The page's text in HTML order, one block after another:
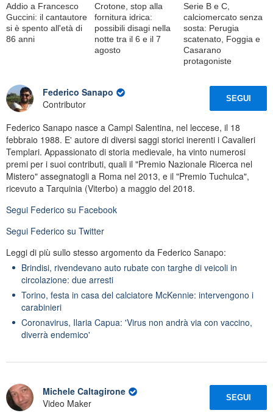
Addio a Francesco
Guccini: il cantautore
si è spento all'età di
86 anni
Crotone, stop alla
fornitura idrica:
possibili disagi nella
notte tra il 6 e il 7
agosto
Serie B e C,
calciomercato senza
sosta: Perugia
scatenato, Foggia e
Casarano
protagoniste
Federico Sanapo
Contributor
SEGUI
Federico Sanapo nasce a Campi Salentina, nel leccese, il 18
febbraio 1988. E' autore di diversi saggi storici inerenti i Cavalieri
Templari. Appassionato di storia medievale, ha vinto numerosi
premi per i suoi contributi, quali il "Premio Nazionale Ricerca nel
Mistero" assegnatogli a Roma nel 2013, e il "Premio Tuchulca",
ricevuto a Tarquinia (Viterbo) a maggio del 2018.
Segui Federico su Facebook
Segui Federico su Twitter
Leggi di più sullo stesso argomento da Federico Sanapo:
Brindisi, rivendevano auto rubate con targhe di veicoli in
circolazione: due arresti
Torino, festa in casa del calciatore McKennie: intervengono i
carabinieri
Coronavirus, Ilaria Capua: 'Virus non andrà via con vaccino,
diverrà endemico'
Michele Caltagirone
Video Maker
SEGUI